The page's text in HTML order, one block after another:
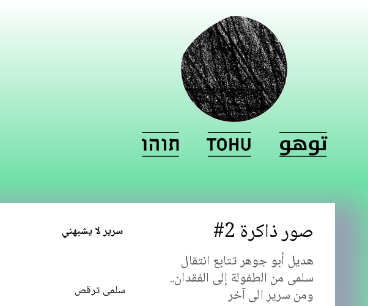
صور ذاكرة 2#
هديل أبو جوهر تتابع انتقال
سلمى من الطفولة إلى الفقدان..
ومن سرير الى آخر
سرير لا يشبهني
سلمى ترقص